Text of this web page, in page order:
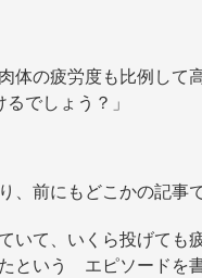
体の疲労度も比例し
でしょう？」
、前にもどこかの記事
いて、いくら投げて
という エピソードを書